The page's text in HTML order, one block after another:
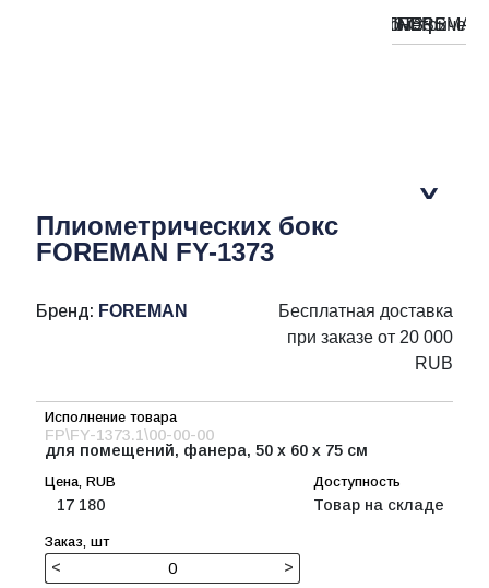
Плиометрических бокс
FOREMAN FY-1373
Бренд: FOREMAN
Бесплатная доставка
при заказе от 20 000
RUB
FP\FY-1373.1\00-00-00
для помещений, фанера, 50 х 60 х 75 см
17 180 Товар на складе
< >